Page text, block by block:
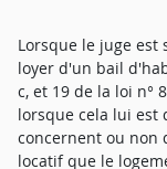
Lorsque le juge
loyer d'un bail
c, et 19 de la loi n°
lorsque cela lui est
concernent ou non
locatif que le